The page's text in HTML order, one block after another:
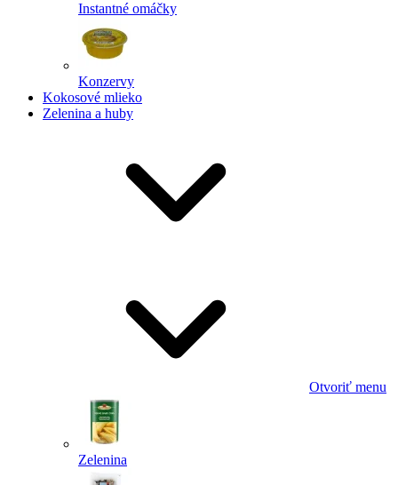
Instantné omáčky
Konzervy
Kokosové mlieko
Zelenina a huby
Otvoriť menu
Zelenina